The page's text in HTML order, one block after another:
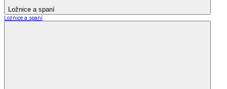
Ložnice a spaní
Ložnice a spaní